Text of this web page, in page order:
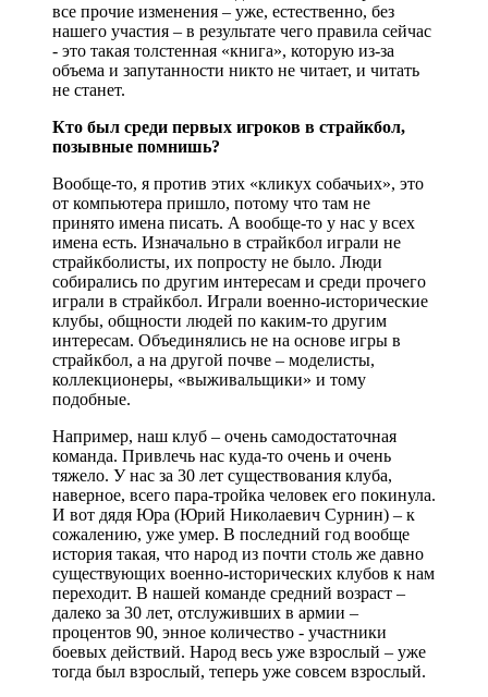
все прочие изменения – уже, естественно, без
нашего участия – в результате чего правила сейчас
- это такая толстенная «книга», которую из-за
объема и запутанности никто не читает, и читать
не станет.
Кто был среди первых игроков в страйкбол,
позывные помнишь?
Вообще-то, я против этих «кликух собачьих», это
от компьютера пришло, потому что там не
принято имена писать. А вообще-то у нас у всех
имена есть. Изначально в страйкбол играли не
страйкболисты, их попросту не было. Люди
собирались по другим интересам и среди прочего
играли в страйкбол. Играли военно-исторические
клубы, общности людей по каким-то другим
интересам. Объединялись не на основе игры в
страйкбол, а на другой почве – моделисты,
коллекционеры, «выживальщики» и тому
подобные.
Например, наш клуб – очень самодостаточная
команда. Привлечь нас куда-то очень и очень
тяжело. У нас за 30 лет существования клуба,
наверное, всего пара-тройка человек его покинула.
И вот дядя Юра (Юрий Николаевич Сурнин) – к
сожалению, уже умер. В последний год вообще
история такая, что народ из почти столь же давно
существующих военно-исторических клубов к нам
переходит. В нашей команде средний возраст –
далеко за 30 лет, отслуживших в армии –
процентов 90, энное количество - участники
боевых действий. Народ весь уже взрослый – уже
тогда был взрослый, теперь уже совсем взрослый.